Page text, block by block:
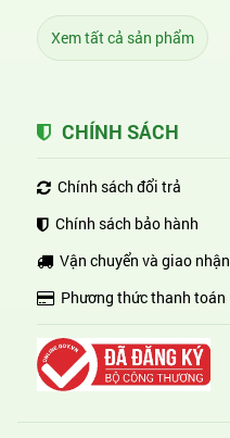
Xem tất cả sản phẩm
CHÍNH SÁCH
Chính sách đổi trả
Chính sách bảo hành
Vận chuyển và giao nhận
Phương thức thanh toán